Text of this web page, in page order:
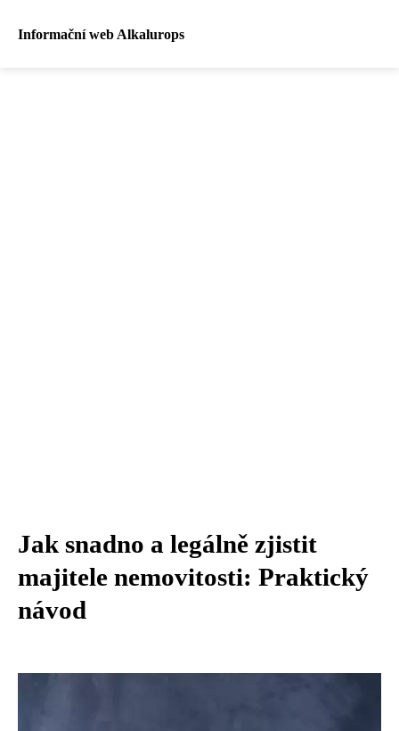
Informační web Alkalurops
Jak snadno a legálně zjistit
majitele nemovitosti: Praktický
návod